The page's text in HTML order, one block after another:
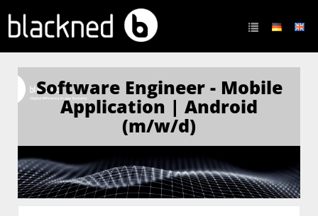
Software Engineer - Mobile
Application | Android
(m/w/d)